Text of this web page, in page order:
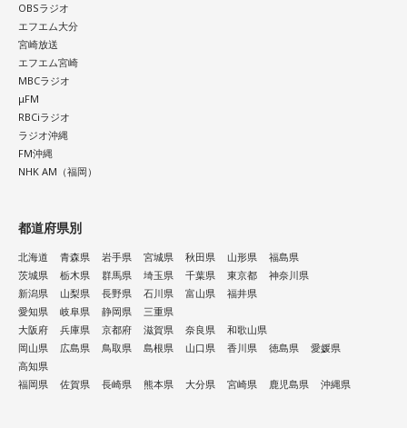
OBSラジオ
エフエム大分
宮崎放送
エフエム宮崎
MBCラジオ
μFM
RBCiラジオ
ラジオ沖縄
FM沖縄
NHK AM（福岡）
都道府県別
北海道 青森県 岩手県 宮城県 秋田県 山形県
福島県
茨城県
栃木県 群馬県 埼玉県 千葉県 東京都
神奈川県
新潟県
山梨県 長野県 石川県 富山県
福井県
愛知県
岐阜県 静岡県
三重県
大阪府
兵庫県 京都府 滋賀県 奈良県
和歌山県
岡山県
広島県 鳥取県 島根県 山口県 香川県 徳島県
愛媛県
高知県
福岡県
佐賀県 長崎県 熊本県 大分県 宮崎県 鹿児島県 沖縄県